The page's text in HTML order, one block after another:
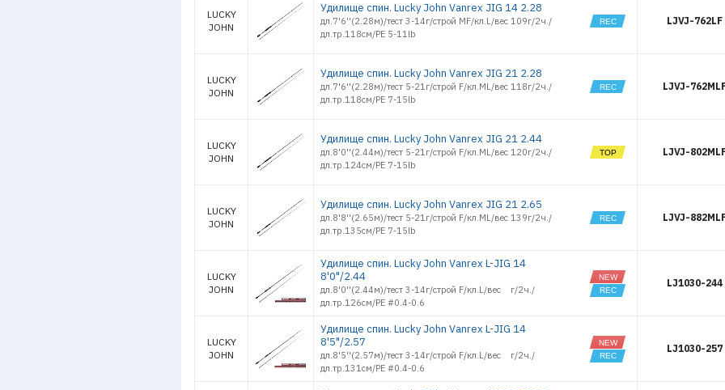
ЭЛЕКТРОННАЯ ПОЧТА (ЛОГИН)
ПАРОЛЬ
РЕГИСТРАЦИЯ ОПТ
LUCKY
JOHN
Удилище спин. Lucky John Vanrex JIG 14 2.28
дл.7'6''(2.28м)/тест 3-14г/строй MF/кл.L/вес 109г/2ч./
дл.тр.118см/PE 5-11lb
LJVJ-762LF
LUCKY
JOHN
Удилище спин. Lucky John Vanrex JIG 21 2.28
дл.7'6''(2.28м)/тест 5-21г/строй F/кл.ML/вес 118г/2ч./
дл.тр.118см/PE 7-15lb
LJVJ-
LUCKY
JOHN
Удилище спин. Lucky John Vanrex JIG 21 2.44
дл.8'0''(2.44м)/тест 5-21г/строй F/кл.ML/вес 120г/2ч./
дл.тр.124см/PE 7-15lb
LJVJ-
LUCKY
JOHN
Удилище спин. Lucky John Vanrex JIG 21 2.65
дл.8'8''(2.65м)/тест 5-21г/строй F/кл.ML/вес 139г/2ч./
дл.тр.135см/PE 7-15lb
LJVJ-
LUCKY
JOHN
Удилище спин. Lucky John Vanrex L-JIG 14
8'0"/2.44
дл.8'0''(2.44м)/тест 3-14г/строй F/кл.L/вес г/2ч./
дл.тр.126см/PE #0.4-0.6
LJ1030-244
LUCKY
JOHN
Удилище спин. Lucky John Vanrex L-JIG 14
8'5"/2.57
дл.8'5''(2.57м)/тест 3-14г/строй F/кл.L/вес г/2ч./
дл.тр.131см/PE #0.4-0.6
LJ1030-257